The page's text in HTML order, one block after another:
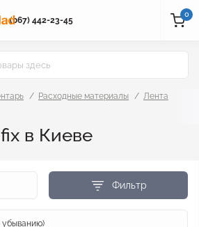
(067) 442-23-45
0
Расходные материалы
Лента
в Киеве
Фильтр